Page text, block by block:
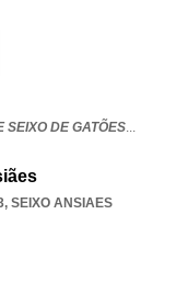
SEIXO DE GATÕES...
, SEIXO ANSIAES